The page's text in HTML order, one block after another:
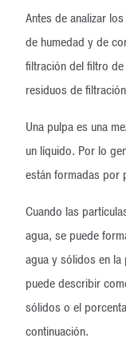
Antes de analizar
de humedad y de
filtración del filtro
residuos de
Una pulpa es una
un líquido. Por lo
están formadas por
Cuando las
agua, se puede
agua y sólidos en
puede describir
sólidos o el
continuación.